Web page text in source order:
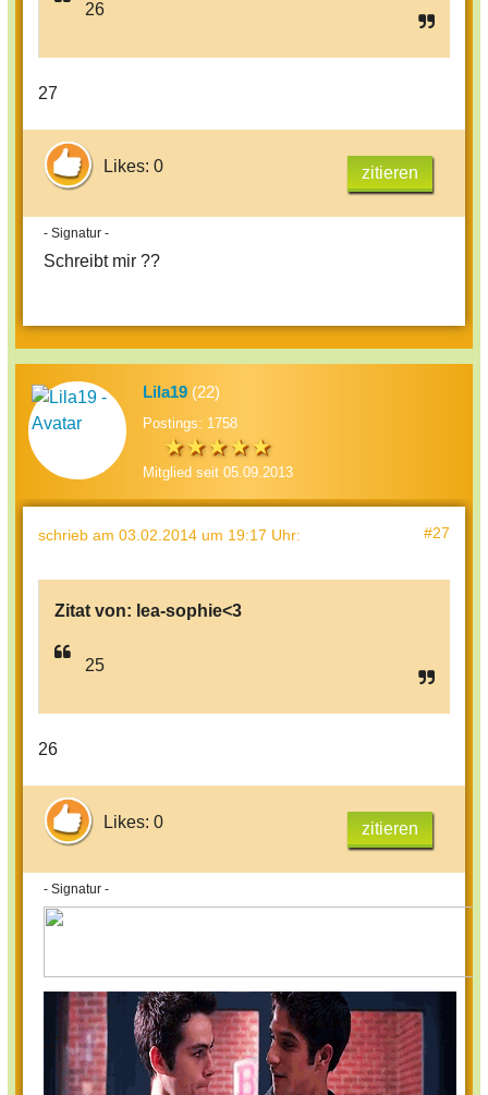
26
27
Likes: 0 zitieren
- Signatur -
Schreibt mir ??
Lila19 (22)
Postings: 1758
Mitglied seit 05.09.2013
schrieb am 03.02.2014 um 19:17 Uhr: #27
Zitat von: lea-sophie<3
25
26
Likes: 0 zitieren
- Signatur -